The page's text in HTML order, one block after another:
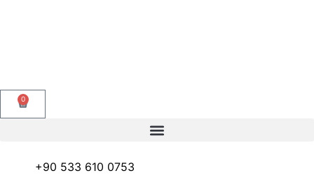
0
+90 533 610 0753